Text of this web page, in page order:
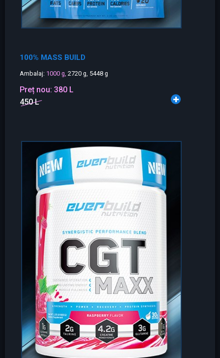
100% MASS BUILD
Ambalaj: 1000 g, 2720 g, 5448 g
Preț nou: 380 L
450 L